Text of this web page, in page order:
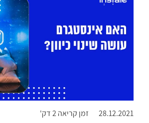
28.12.2021 זמן קריאה 2 דק'